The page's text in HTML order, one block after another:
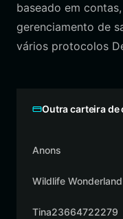
baseado em
gerenciamento de
vários protocolos
Outra carteira
Anons
Wildlife Wonderland
Tina23664722279